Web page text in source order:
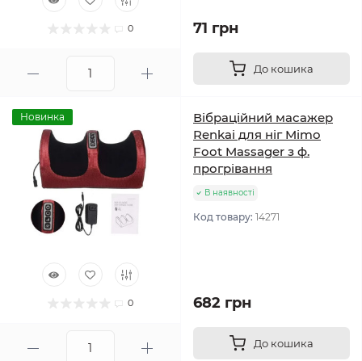
0 71 грн
До кошика
Новинка
0
Вібраційний масажер
Renkai для ніг Mimo
Foot Massager з ф.
прогрівання
В наявності
Код товару: 14271
682 грн
До кошика